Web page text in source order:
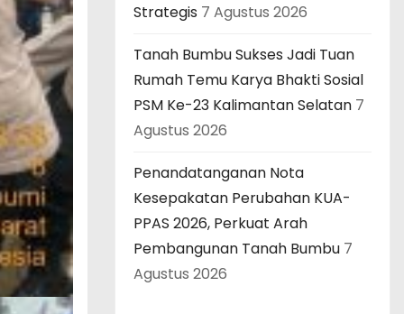
Strategis 7 Agustus 2026
Tanah Bumbu Sukses Jadi Tuan
Rumah Temu Karya Bhakti Sosial
PSM Ke-23 Kalimantan Selatan 7
Agustus 2026
Penandatanganan Nota
Kesepakatan Perubahan KUA-
PPAS 2026, Perkuat Arah
Pembangunan Tanah Bumbu 7
Agustus 2026